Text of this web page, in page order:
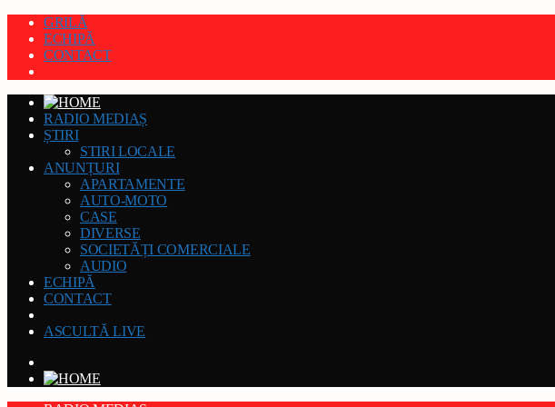
GRILĂ
ECHIPĂ
CONTACT
RADIO MEDIAȘ
ȘTIRI
STIRI LOCALE
ANUNȚURI
APARTAMENTE
AUTO-MOTO
CASE
DIVERSE
SOCIETĂȚI COMERCIALE
AUDIO
ECHIPĂ
CONTACT
ASCULTĂ LIVE